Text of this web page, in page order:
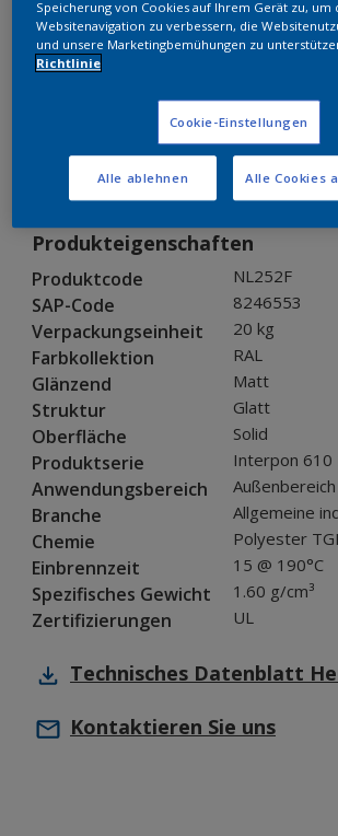
NL252F
Muster bestellen
Bestellen Sie direkt im
Produkteigenschaften
Produktcode NL252F
SAP-Code 8246553
Verpackungseinheit 20 kg
Farbkollektion RAL
Glänzend Matt
Struktur Glatt
Oberfläche Solid
Produktserie Interpon 610
Anwendungsbereich Außenbereich
Branche Allgemeine
Chemie Polyester
Einbrennzeit 15 @ 190°C
Spezifisches Gewicht 1.60 g/cm³
Zertifizierungen UL
Technisches Datenblatt
Kontaktieren Sie uns
Speicherung von Cookies auf Ihrem Gerät zu, um
Websitenavigation zu verbessern, die
und unsere Marketingbemühungen zu
Richtlinie
Cookie-Einstellungen
Alle ablehnen Alle Cookies